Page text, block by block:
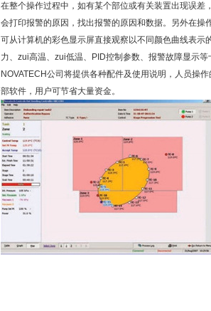
在整个操作过程中，如有某个部位或有关装置出现误
会打印报警的原因，找出报警的原因和数据。另外在
可从计算机的彩色显示屏直接观察以不同颜色曲线表
力、zui高温、zui低温、
PID控制参数、报警故障显示等
NOVATECH公司将提供各种配件及使用说明，人员操
部软件，用户可节省大量资金。